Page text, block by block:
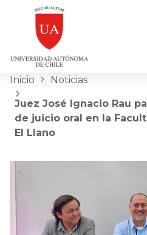
Inicio Noticias
Juez José Ignacio Rau
de juicio oral en la
El Llano